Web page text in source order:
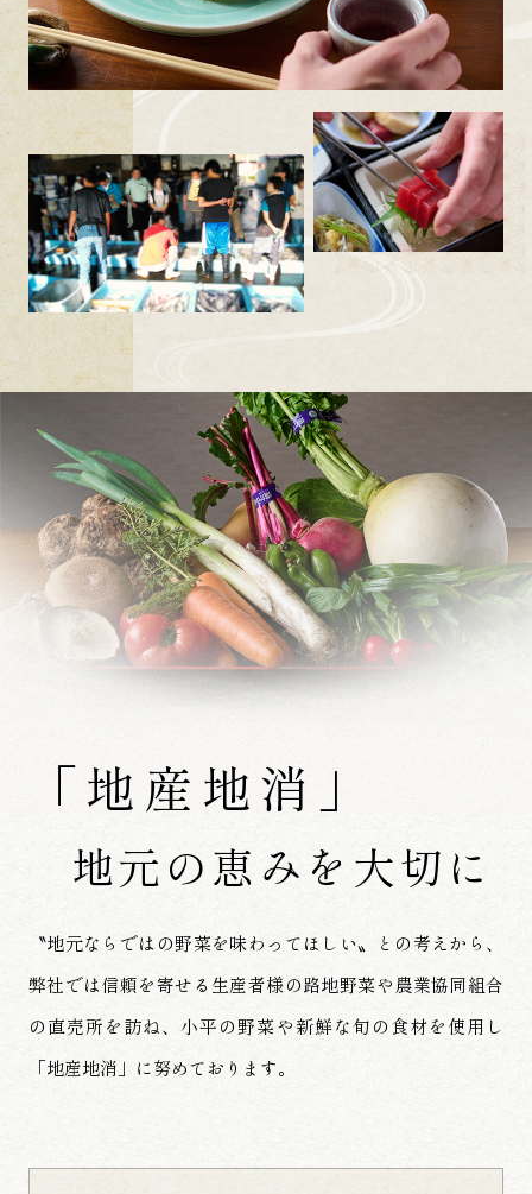
「地産地消」
地元の恵みを大切に
〝地元ならではの野菜を味わってほしい〟との考えから、
弊社では信頼を寄せる生産者様の路地野菜や農業協同組合
の直売所を訪ね、小平の野菜や新鮮な旬の食材を使用し
「地産地消」に努めております。